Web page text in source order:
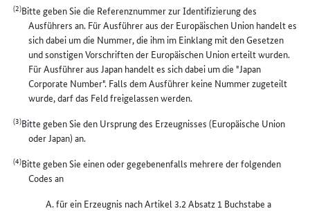
(2)Bitte geben Sie die Referenznummer zur Identifizierung des
Ausführers an. Für Ausführer aus der Europäischen Union handelt es
sich dabei um die Nummer, die ihm im Einklang mit den Gesetzen
und sonstigen Vorschriften der Europäischen Union erteilt wurden.
Für Ausführer aus Japan handelt es sich dabei um die "Japan
Corporate Number". Falls dem Ausführer keine Nummer zugeteilt
wurde, darf das Feld freigelassen werden.
(3)Bitte geben Sie den Ursprung des Erzeugnisses (Europäische Union
oder Japan) an.
(4)Bitte geben Sie einen oder gegebenenfalls mehrere der folgenden
Codes an
für ein Erzeugnis nach Artikel 3.2 Absatz 1 Buchstabe a